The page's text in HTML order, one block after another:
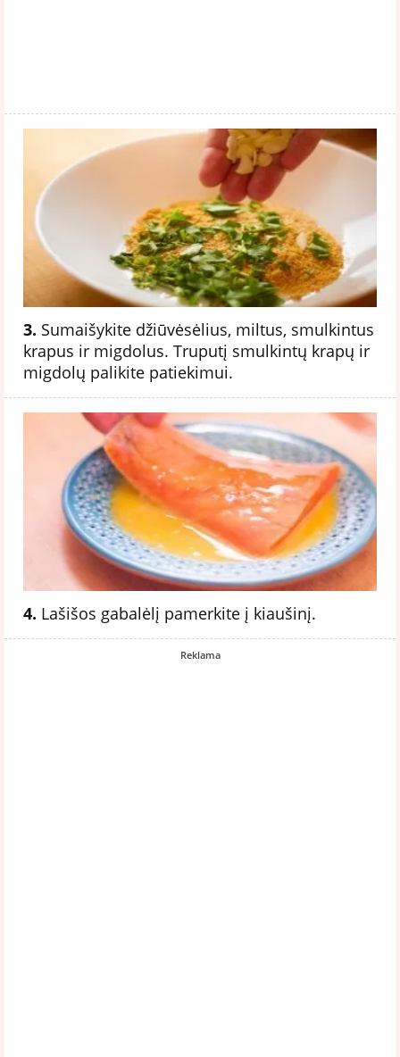
3. Sumaišykite džiūvėsėlius, miltus, smulkintus
krapus ir migdolus. Truputį smulkintų krapų ir
migdolų palikite patiekimui.
4. Lašišos gabalėlį pamerkite į kiaušinį.
Reklama